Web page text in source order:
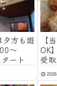
夕方も遊
～
ート
【
OK
受
テ
お